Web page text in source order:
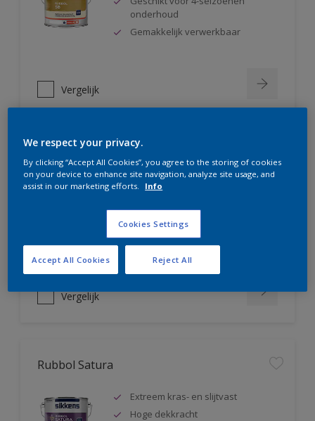
onderhoud
Gemakkelijk verwerkbaar
Vergelijk
Rubbol AZ
Uitstekende hoogglanslak
Tot 5 jaar bescherming
Zeer goede vloeiing
Vergelijk
Rubbol Satura
Extreem kras- en slijtvast
Hoge dekkracht
We respect your privacy.
By clicking “Accept All Cookies”, you agree to the storing of cookies
on your device to enhance site navigation, analyze site usage, and
assist in our marketing efforts.
Info
Cookies Settings
Reject All
Accept All Cookies